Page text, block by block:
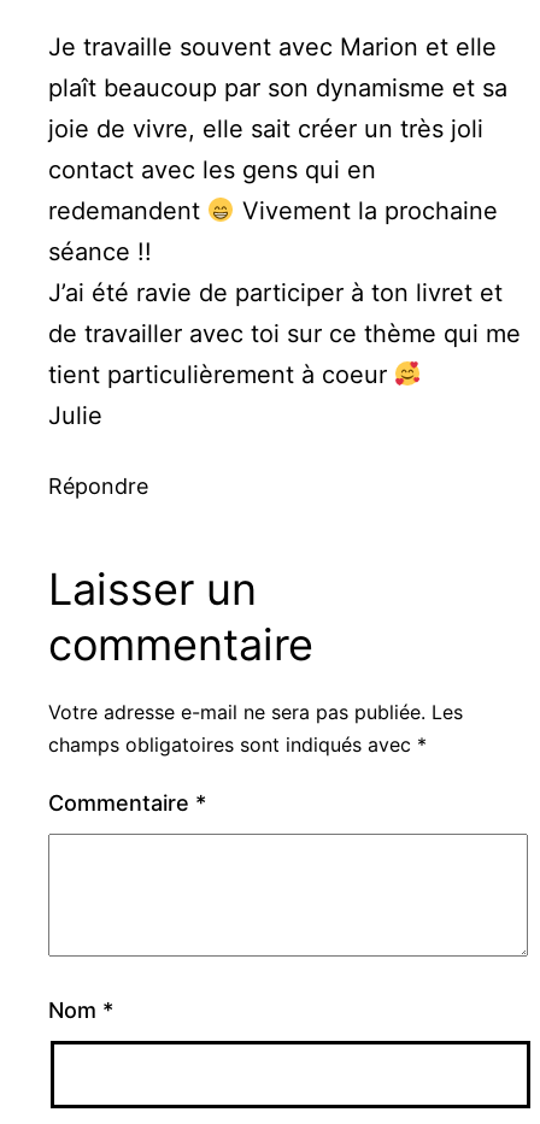
Je travaille souvent avec Marion et elle
plaît beaucoup par son dynamisme et sa
joie de vivre, elle sait créer un très joli
contact avec les gens qui en
redemandent
Vivement la prochaine
séance !!
J’ai été ravie de participer à ton livret et
de travailler avec toi sur ce thème qui me
tient particulièrement à coeur
Julie
Répondre
Laisser un
commentaire
Votre adresse e-mail ne sera pas publiée. Les
champs obligatoires sont indiqués avec *
Commentaire *
Nom *